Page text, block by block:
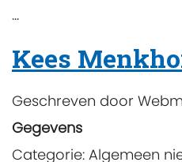
...
Kees
Geschreven door
Gegevens
Categorie: Algemeen